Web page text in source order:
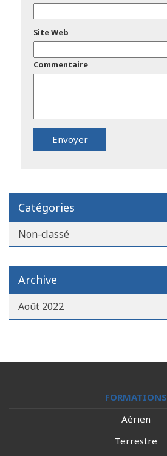
Site Web
Commentaire
Catégories
Non-classé
Archive
Août 2022
FORMATIONS
Aérien
Terrestre